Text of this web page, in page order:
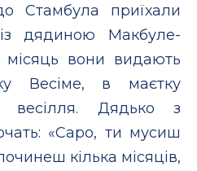
Стамбула приїхали
дядиною Макбуле-
вони видають
Весіме, в маєтку
весілля. Дядько з
«Саро, ти мусиш
кілька місяців,